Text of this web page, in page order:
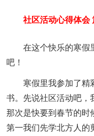
社区活动心得体会
在这个快乐的寒假
吧！
寒假里我参加了精
书。先说社区活动吧，
那次是快要到春节的时
第一我们先学北方人的